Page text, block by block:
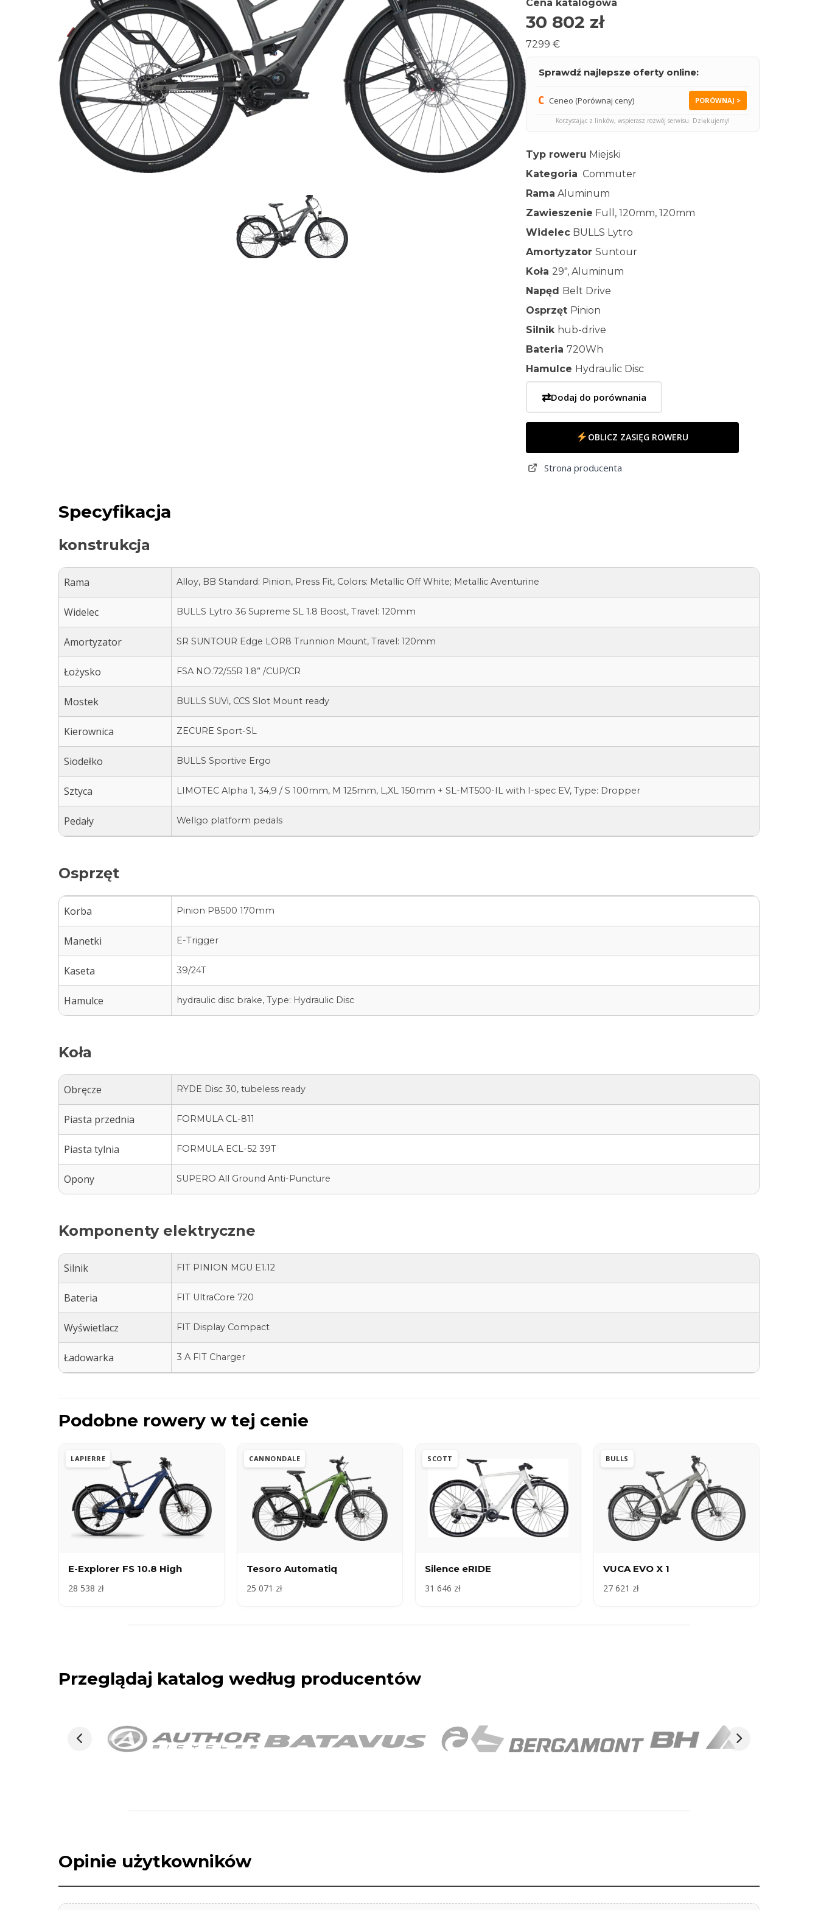
Cena katalogowa
30 802 zł
7299 €
Sprawdź najlepsze oferty online:
Ceneo (Porównaj ceny) PORÓWNAJ >
Korzystając z linków, wspierasz rozwój serwisu. Dziękujemy!
Typ roweru Miejski
Kategoria Commuter
Rama Aluminum
Zawieszenie Full, 120mm, 120mm
WidelecBULLS Lytro
Amortyzator Suntour
Koła 29″, Aluminum
Napęd Belt Drive
Osprzęt Pinion
Silnik hub-drive
Bateria 720Wh
Hamulce Hydraulic Disc
⇄Dodaj do porównania
OBLICZ ZASIĘG ROWERU
Strona producenta
Specyfikacja
konstrukcja
Rama Alloy, BB Standard: Pinion, Press Fit, Colors: Metallic Off White; Metallic Aventurine
Widelec BULLS Lytro 36 Supreme SL 1.8 Boost, Travel: 120mm
Amortyzator SR SUNTOUR Edge LOR8 Trunnion Mount, Travel: 120mm
Łożysko FSA NO.72/55R 1.8” /CUP/CR
Mostek BULLS SUVi, CCS Slot Mount ready
Kierownica ZECURE Sport-SL
Siodełko BULLS Sportive Ergo
Sztyca LIMOTEC Alpha 1, 34,9 / S 100mm, M 125mm, L,XL 150mm + SL-MT500-IL with I-spec EV, Type: Dropper
Pedały Wellgo platform pedals
Osprzęt
Korba Pinion P8500 170mm
Manetki E-Trigger
Kaseta 39/24T
Hamulce hydraulic disc brake, Type: Hydraulic Disc
Koła
Obręcze RYDE Disc 30, tubeless ready
Piasta przednia FORMULA CL-811
Piasta tylnia FORMULA ECL-52 39T
Opony SUPERO All Ground Anti-Puncture
Komponenty elektryczne
Silnik FIT PINION MGU E1.12
Bateria FIT UltraCore 720
Wyświetlacz FIT Display Compact
Ładowarka 3 A FIT Charger
Podobne rowery w tej cenie
LAPIERRE
E-Explorer FS 10.8 High
28 538 zł
CANNONDALE
Tesoro Automatiq
25 071 zł
SCOTT
Silence eRIDE
31 646 zł
BULLS
VUCA EVO X 1
27 621 zł
Przeglądaj katalog według producentów
Opinie użytkowników